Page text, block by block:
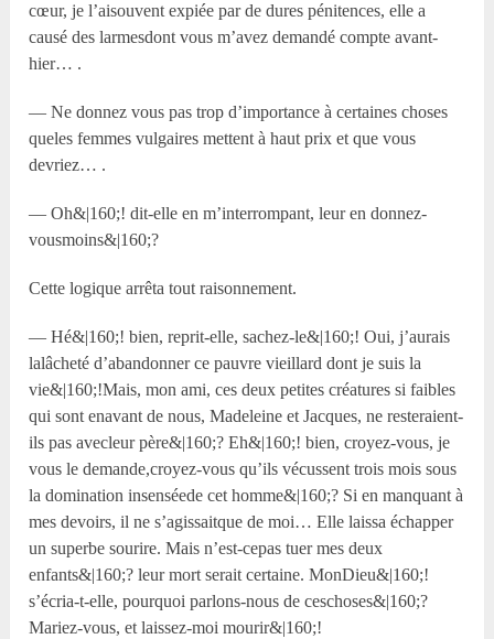
cœur, je l’aisouvent expiée par de dures pénitences, elle a
causé des larmesdont vous m’avez demandé compte avant-
hier… .
— Ne donnez vous pas trop d’importance à certaines choses
queles femmes vulgaires mettent à haut prix et que vous
devriez… .
— Oh&|160;! dit-elle en m’interrompant, leur en donnez-
vousmoins&|160;?
Cette logique arrêta tout raisonnement.
— Hé&|160;! bien, reprit-elle, sachez-le&|160;! Oui, j’aurais
lalâcheté d’abandonner ce pauvre vieillard dont je suis la
vie&|160;!Mais, mon ami, ces deux petites créatures si faibles
qui sont enavant de nous, Madeleine et Jacques, ne resteraient-
ils pas avecleur père&|160;? Eh&|160;! bien, croyez-vous, je
vous le demande,croyez-vous qu’ils vécussent trois mois sous
la domination insenséede cet homme&|160;? Si en manquant à
mes devoirs, il ne s’agissaitque de moi… Elle laissa échapper
un superbe sourire. Mais n’est-cepas tuer mes deux
enfants&|160;? leur mort serait certaine. MonDieu&|160;!
s’écria-t-elle, pourquoi parlons-nous de ceschoses&|160;?
Mariez-vous, et laissez-moi mourir&|160;!